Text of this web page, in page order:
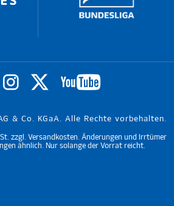
& Co. KGaA. Alle Rechte vorbehalten.
zzgl. Versandkosten. Änderungen und Irrtümer
ähnlich. Nur solange der Vorrat reicht.